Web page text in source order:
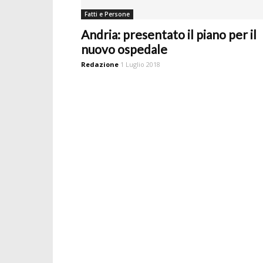
Fatti e Persone
Andria: presentato il piano per il
nuovo ospedale
Redazione 1 Luglio 2018